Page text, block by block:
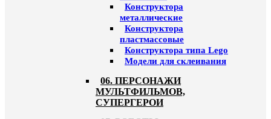
Конструктора
металлические
Конструктора
пластмассовые
Конструктора типа Lego
Модели для склеивания
06. ПЕРСОНАЖИ
МУЛЬТФИЛЬМОВ,
СУПЕРГЕРОИ